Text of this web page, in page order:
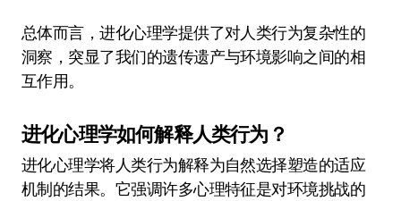
总体而言，进化心理学提供了对人类行为复杂性的
洞察，突显了我们的遗传遗产与环境影响之间的相
互作用。
进化心理学如何解释人类行为？
进化心理学将人类行为解释为自然选择塑造的适应
机制的结果。它强调许多心理特征是对环境挑战的